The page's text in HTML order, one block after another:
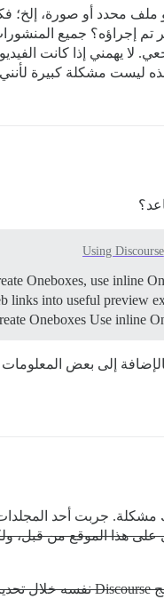
أو ملف محدد أو صورة،
لا يهمني إذا كانت
Using Discourse
Oneboxes, use inline
into useful preview
Oneboxes Use inline
إلى بعض المعلومات
جربت أحد
هذا الموقع من قبل،